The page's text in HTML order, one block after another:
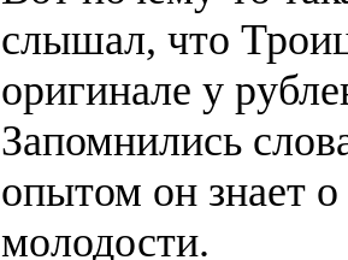
слышал, что
оригинале у
Запомнились
опытом он знает
молодости.